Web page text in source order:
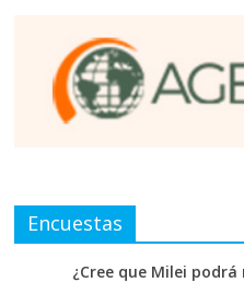
Encuestas
¿Cree que Milei